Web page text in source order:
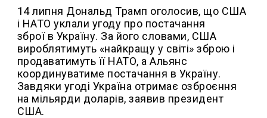
14 липня Дональд Трамп оголосив, що США
і НАТО уклали угоду про постачання
зброї в Україну. За його словами, США
вироблятимуть «найкращу у світі» зброю і
продаватимуть її НАТО, а Альянс
координуватиме постачання в Україну.
Завдяки угоді Україна отримає озброєння
на мільярди доларів, заявив президент
США.